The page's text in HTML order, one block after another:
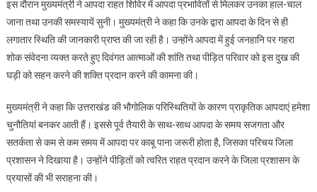
प्रभावितों
के
साथ
केंद्र
सरकार
इस दौरान मुख्यमंत्री ने आपदा राहत शिविर में आपदा प्रभावितों से मिलकर उनका हाल-चाल
जाना तथा उनकी समस्यायें सुनी। मुख्यमंत्री ने कहा कि उनके द्वारा आपदा के दिन से ही
लगातार स्थिति की जानकारी प्राप्त की जा रही है। उन्होंने आपदा में हुई जनहानि पर गहरा
शोक संवेदना व्यक्त करते हुए दिवंगत आत्माओं की शांति तथा पीड़ित परिवार को इस दुख की
घड़ी को सहन करने की शक्ति प्रदान करने की कामना की।
मुख्यमंत्री ने कहा कि उत्तराखंड की भौगोलिक परिस्थितियों के कारण प्राकृतिक आपदाएं हमेशा
चुनौतियां बनकर आती हैं। इससे पूर्व तैयारी के साथ-साथ आपदा के समय सजगता और
सतर्कता से कम से कम समय में आपदा पर काबू पाना जरूरी होता है, जिसका परिचय जिला
प्रशासन ने दिखाया है। उन्होंने पीड़ितों को त्वरित राहत प्रदान करने के जिला प्रशासन के
प्रयासों की भी सराहना की।